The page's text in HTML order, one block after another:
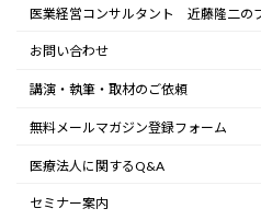
医業経営コンサルタント 近藤隆二の
お問い合わせ
講演・執筆・取材のご依頼
無料メールマガジン登録フォーム
医療法人に関するQ&A
セミナー案内